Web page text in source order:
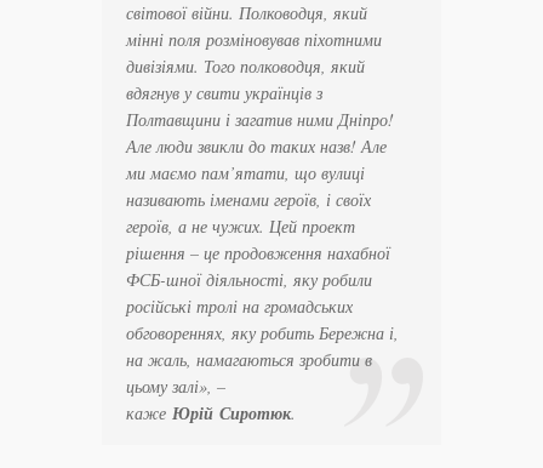
світової війни. Полководця, який
мінні поля розміновував піхотними
дивізіями. Того полководця, який
вдягнув у свити українців з
Полтавщини і загатив ними Дніпро!
Але люди звикли до таких назв! Але
ми маємо пам’ятати, що вулиці
називають іменами героїв, і своїх
героїв, а не чужих. Цей проект
рішення – це продовження нахабної
ФСБ-шної діяльності, яку робили
російські тролі на громадських
обговореннях, яку робить Бережна і,
на жаль, намагаються зробити в
цьому залі», –
каже Юрій Сиротюк.